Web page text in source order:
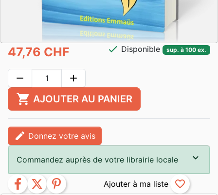
47,76 CHF check Disponible sup. à 100 ex.
remove add
shopping_cart AJOUTER AU PANIER
edit Donnez votre avis
Commandez auprès de votre librairie locale
facebook twitter pinterest favorite_border